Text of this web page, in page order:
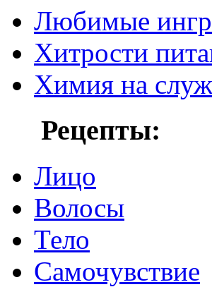
Любимые
Хитрости
Химия на
Рецепты:
Лицо
Волосы
Тело
Самочувствие